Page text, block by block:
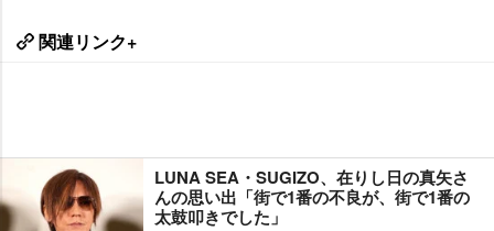
関連リンク+
LUNA SEA・SUGIZO、在りし日の真矢さ
んの思い出「街で1番の不良が、街で1番の
太鼓叩きでした」